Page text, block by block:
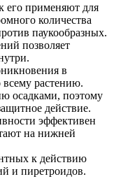
его применяют для
количества
паукообразных.
позволяет
в
всему растению.
осадками, поэтому
действие.
эффективен
на нижней
к действию
и пиретроидов.